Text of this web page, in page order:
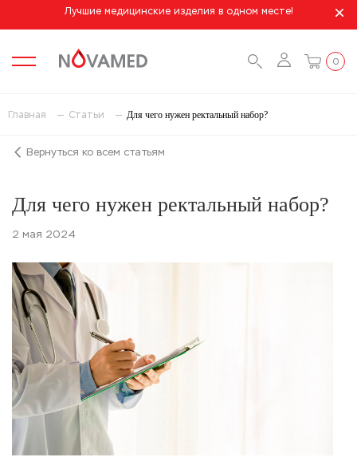
Лучшие медицинские изделия в одном месте!
0
Главная Статьи Для чего нужен ректальный набор?
Вернуться ко всем статьям
Для чего нужен ректальный набор?
2 мая 2024